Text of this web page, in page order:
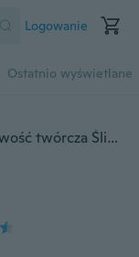
Logowanie
Ostatnio wyświetlane
Dekoracje samochodowe Moda Osobowość twórcza Śliczny kot Łapa Ślad Naklejki samochodowe